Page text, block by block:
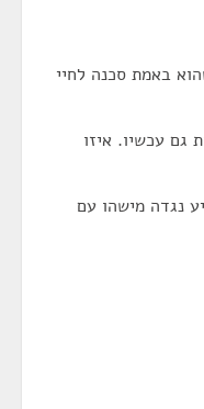
באמת סכנה לחיי
גם עכשיו. איזו
נגדה מישהו עם